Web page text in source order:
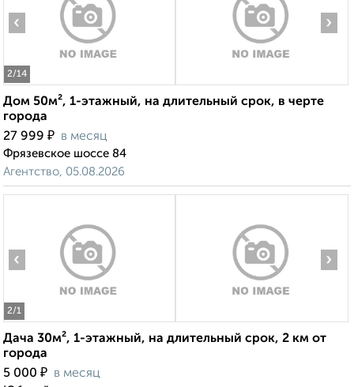
2/14
‹ ›
Дом 50м², 1-этажный, на длительный срок, в черте
города
27 999 ₽ в месяц
Фрязевское шоссе 84
Агентство, 05.08.2026
2/1
‹ ›
Дача 30м², 1-этажный, на длительный срок, 2 км от
города
5 000 ₽ в месяц